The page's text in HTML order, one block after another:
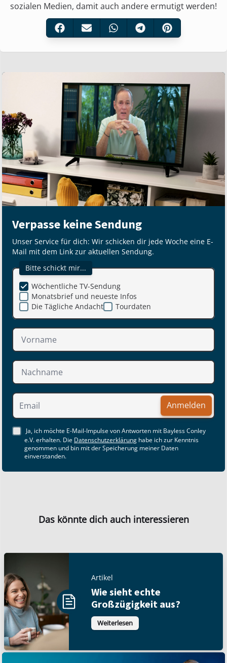
sozialen Medien, damit auch andere ermutigt werden!
Verpasse keine Sendung
Unser Service für dich: Wir schicken dir jede Woche eine E-
Mail mit dem Link zur aktuellen Sendung.
Bitte schickt mir...
Monatsbrief und neueste Infos
Die Tägliche Andacht
Wöchentliche TV-Sendung
Tourdaten
Anmelden
Ja, ich möchte E-Mail-Impulse von Antworten mit Bayless Conley
e.V. erhalten. Die Datenschutzerklärung habe ich zur Kenntnis
genommen und bin mit der Speicherung meiner Daten
einverstanden.
Das könnte dich auch interessieren
Artikel
Wie sieht echte
Großzügigkeit aus?
Weiterlesen